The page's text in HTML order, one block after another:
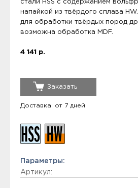
стали HSS с содержанием
напайкой из твёрдого сплава
для обработки твёрдых пород
возможна обработка MDF.
4 141 р.
Заказать
Доставка: от 7 дней
Параметры:
Артикул: